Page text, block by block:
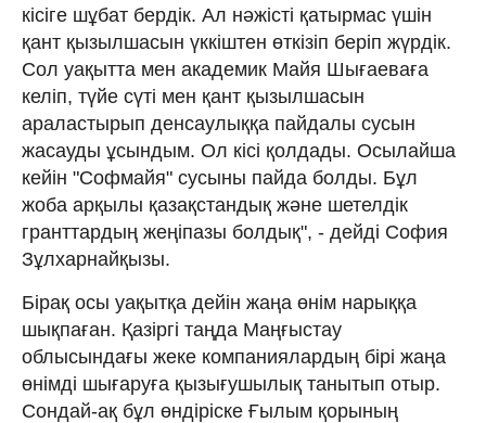
кісіге шұбат бердік. Ал нәжісті қатырмас үшін
қант қызылшасын үккіштен өткізіп беріп жүрдік.
Сол уақытта мен академик Майя Шығаеваға
келіп, түйе сүті мен қант қызылшасын
араластырып денсаулыққа пайдалы сусын
жасауды ұсындым. Ол кісі қолдады. Осылайша
кейін "Софмайя" сусыны пайда болды. Бұл
жоба арқылы қазақстандық және шетелдік
гранттардың жеңіпазы болдық", - дейді София
Зұлхарнайқызы.
Бірақ осы уақытқа дейін жаңа өнім нарыққа
шықпаған. Қазіргі таңда Маңғыстау
облысындағы жеке компаниялардың бірі жаңа
өнімді шығаруға қызығушылық танытып отыр.
Сондай-ақ бұл өндіріске Ғылым қорының